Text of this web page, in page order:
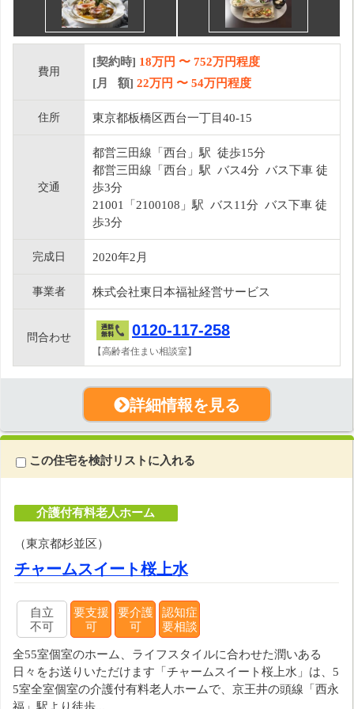
費用
[契約時] 18万円 〜 752万円程度
[月 額] 22万円 〜 54万円程度
住所 東京都板橋区西台一丁目40-15
交通
都営三田線「西台」駅 徒歩15分
都営三田線「西台」駅 バス4分 バス下車 徒
歩3分
21001「2100108」駅 バス11分 バス下車 徒
歩3分
完成日 2020年2月
事業者 株式会社東日本福祉経営サービス
問合わせ 0120-117-258
【高齢者住まい相談室】
詳細情報を見る
この住宅を検討リストに入れる
介護付有料老人ホーム
（東京都杉並区）
チャームスイート桜上水
自立
不可
要支援
可
要介護
可
認知症
要相談
全55室個室のホーム、ライフスタイルに合わせた潤いある
日々をお送りいただけます「チャームスイート桜上水」は、5
5室全室個室の介護付有料老人ホームで、京王井の頭線「西永
福」駅より徒歩...